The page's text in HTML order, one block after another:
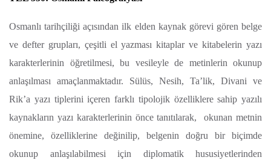
Osmanlı tarihçiliği açısından ilk elden kaynak görevi gören belge
ve defter grupları, çeşitli el yazması kitaplar ve kitabelerin yazı
karakterlerinin öğretilmesi, bu vesileyle de metinlerin okunup
anlaşılması amaçlanmaktadır. Sülüs, Nesih, Ta’lik, Divani ve
Rik’a yazı tiplerini içeren farklı tipolojik özelliklere sahip yazılı
kaynakların yazı karakterlerinin önce tanıtılarak, okunan metnin
önemine, özelliklerine değinilip, belgenin doğru bir biçimde
okunup anlaşılabilmesi için diplomatik hususiyetlerinden